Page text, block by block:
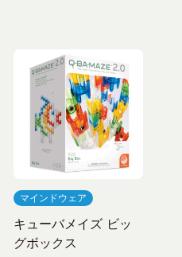
マインドウェア
キューバメイズ ビッ
グボックス